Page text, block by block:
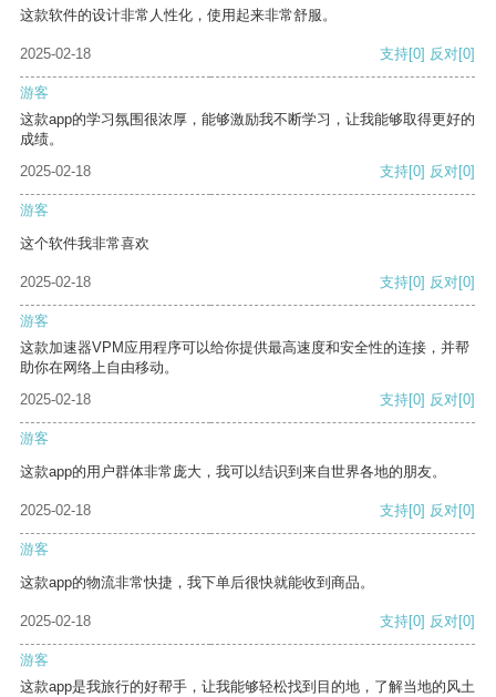
这款软件的设计非常人性化，使用起来非常舒服。
2025-02-18 支持[0] 反对[0]
游客
这款app的学习氛围很浓厚，能够激励我不断学习，让我能够取得更好的
成绩。
2025-02-18
支持[0] 反对[0]
游客
这个软件我非常喜欢
2025-02-18 支持[0] 反对[0]
游客
这款加速器VPM应用程序可以给你提供最高速度和安全性的连接，并帮
助你在网络上自由移动。
2025-02-18
支持[0] 反对[0]
游客
这款app的用户群体非常庞大，我可以结识到来自世界各地的朋友。
2025-02-18 支持[0] 反对[0]
游客
这款app的物流非常快捷，我下单后很快就能收到商品。
2025-02-18 支持[0] 反对[0]
游客
这款app是我旅行的好帮手，让我能够轻松找到目的地，了解当地的风土